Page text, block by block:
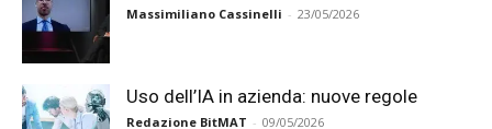
Massimiliano Cassinelli - 23/05/2026
Uso dell’IA in azienda: nuove regole
Redazione BitMAT - 09/05/2026